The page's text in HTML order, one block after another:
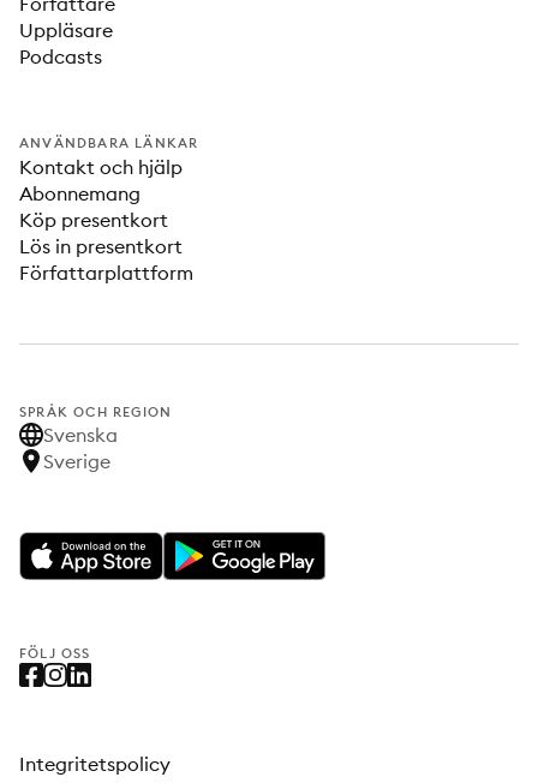
Uppläsare
Podcasts
ANVÄNDBARA LÄNKAR
Kontakt och hjälp
Abonnemang
Köp presentkort
Lös in presentkort
Författarplattform
SPRÅK OCH REGION
Svenska
Sverige
FÖLJ OSS
Integritetspolicy